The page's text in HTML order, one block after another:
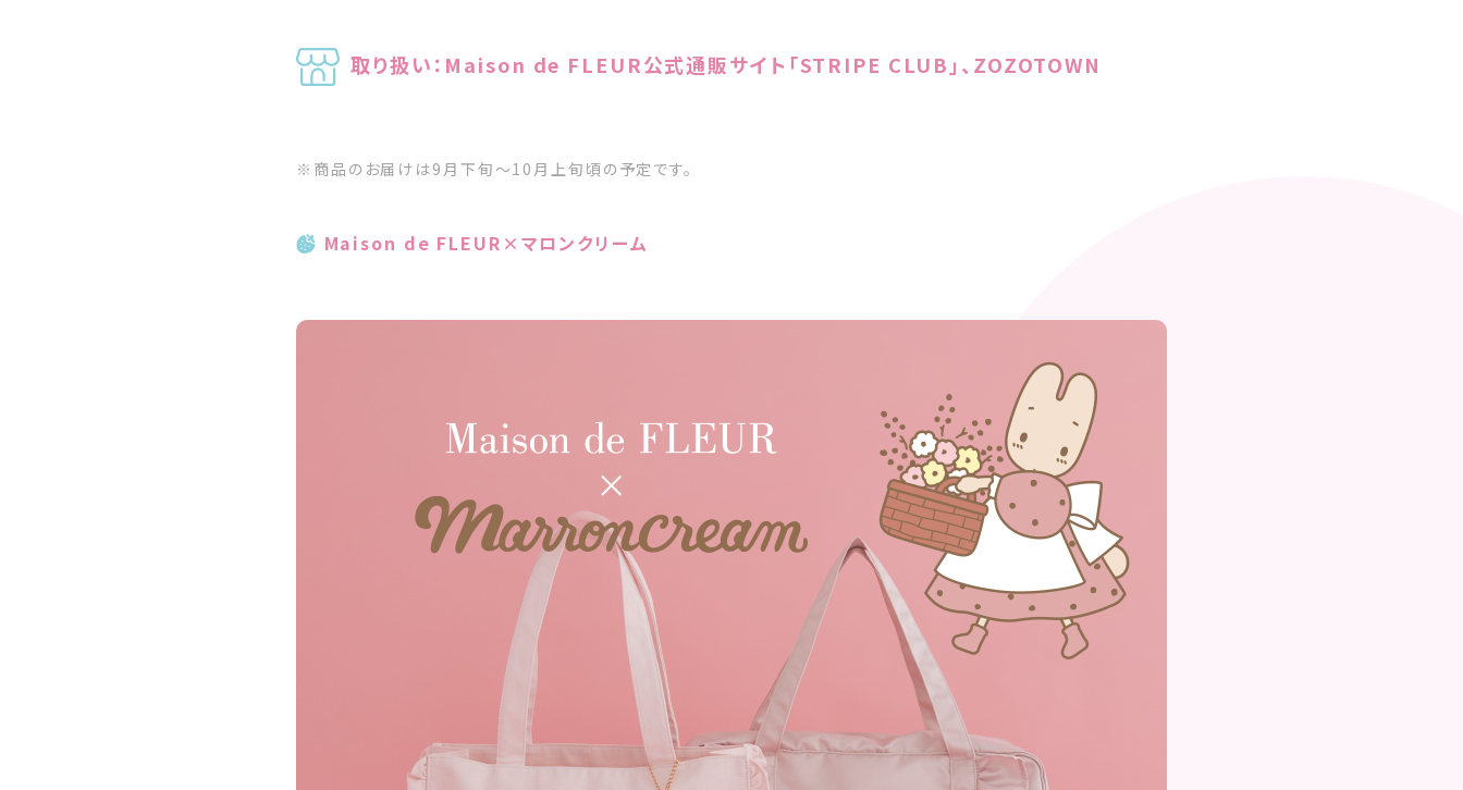
取り扱い：Maison de FLEUR公式通販サイト「STRIPE CLUB」、ZOZOTOWN
※商品のお届けは9月下旬～10月上旬頃の予定です。
Maison de FLEUR×マロンクリーム